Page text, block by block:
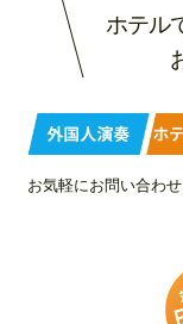
ホテル
お気軽にお問い合わ